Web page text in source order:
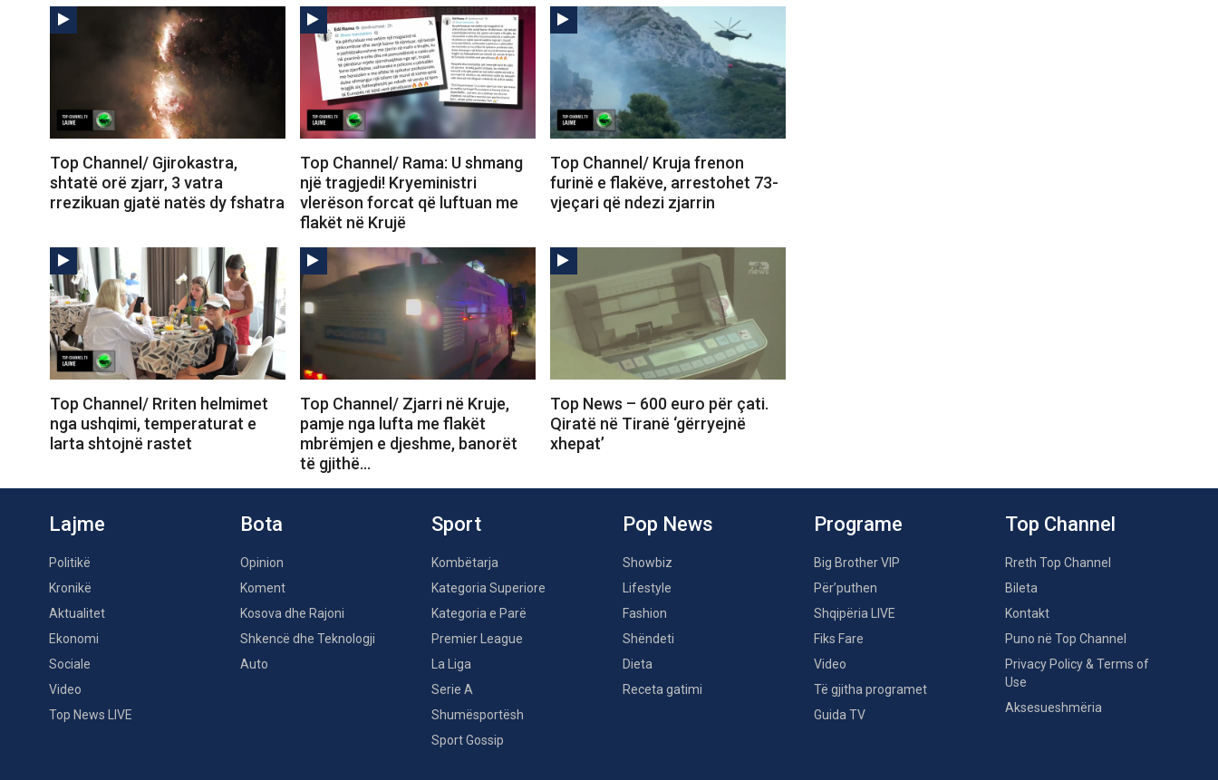
Top Channel/ Gjirokastra,
shtatë orë zjarr, 3 vatra
rrezikuan gjatë natës dy fshatra
Top Channel/ Rama: U shmang
një tragjedi! Kryeministri
vlerëson forcat që luftuan me
flakët në Krujë
Top Channel/ Kruja frenon
furinë e flakëve, arrestohet 73-
vjeçari që ndezi zjarrin
Top Channel/ Rriten helmimet
nga ushqimi, temperaturat e
larta shtojnë rastet
Top Channel/ Zjarri në Kruje,
pamje nga lufta me flakët
mbrëmjen e djeshme, banorët
të gjithë…
Top News – 600 euro për çati.
Qiratë në Tiranë ‘gërryejnë
xhepat’
Lajme
Politikë
Kronikë
Aktualitet
Ekonomi
Sociale
Video
Top News LIVE
Bota
Opinion
Koment
Kosova dhe Rajoni
Shkencë dhe Teknologji
Auto
Sport
Kombëtarja
Kategoria Superiore
Kategoria e Parë
Premier League
La Liga
Serie A
Shumësportësh
Sport Gossip
Pop News
Showbiz
Lifestyle
Fashion
Shëndeti
Dieta
Receta gatimi
Programe
Big Brother VIP
Për’puthen
Shqipëria LIVE
Fiks Fare
Video
Të gjitha programet
Guida TV
Top Channel
Rreth Top Channel
Bileta
Kontakt
Puno në Top Channel
Privacy Policy & Terms of
Use
Aksesueshmëria